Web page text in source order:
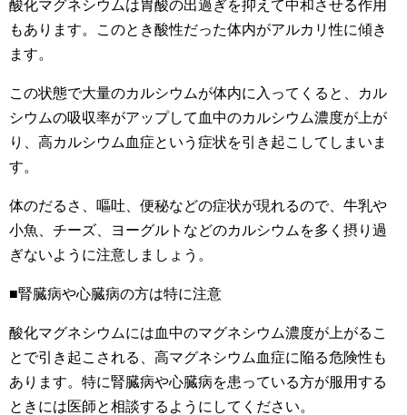
酸化マグネシウムは胃酸の出過ぎを抑えて中和させる作用
もあります。このとき酸性だった体内がアルカリ性に傾き
ます。
この状態で大量のカルシウムが体内に入ってくると、カル
シウムの吸収率がアップして血中のカルシウム濃度が上が
り、高カルシウム血症という症状を引き起こしてしまいま
す。
体のだるさ、嘔吐、便秘などの症状が現れるので、牛乳や
小魚、チーズ、ヨーグルトなどのカルシウムを多く摂り過
ぎないように注意しましょう。
■腎臓病や心臓病の方は特に注意
酸化マグネシウムには血中のマグネシウム濃度が上がるこ
とで引き起こされる、高マグネシウム血症に陥る危険性も
あります。特に腎臓病や心臓病を患っている方が服用する
ときには医師と相談するようにしてください。